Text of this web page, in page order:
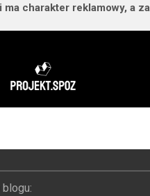
ma charakter reklamowy, a